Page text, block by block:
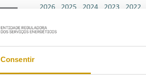
Consentir
2026 2025 2024 2023 2022